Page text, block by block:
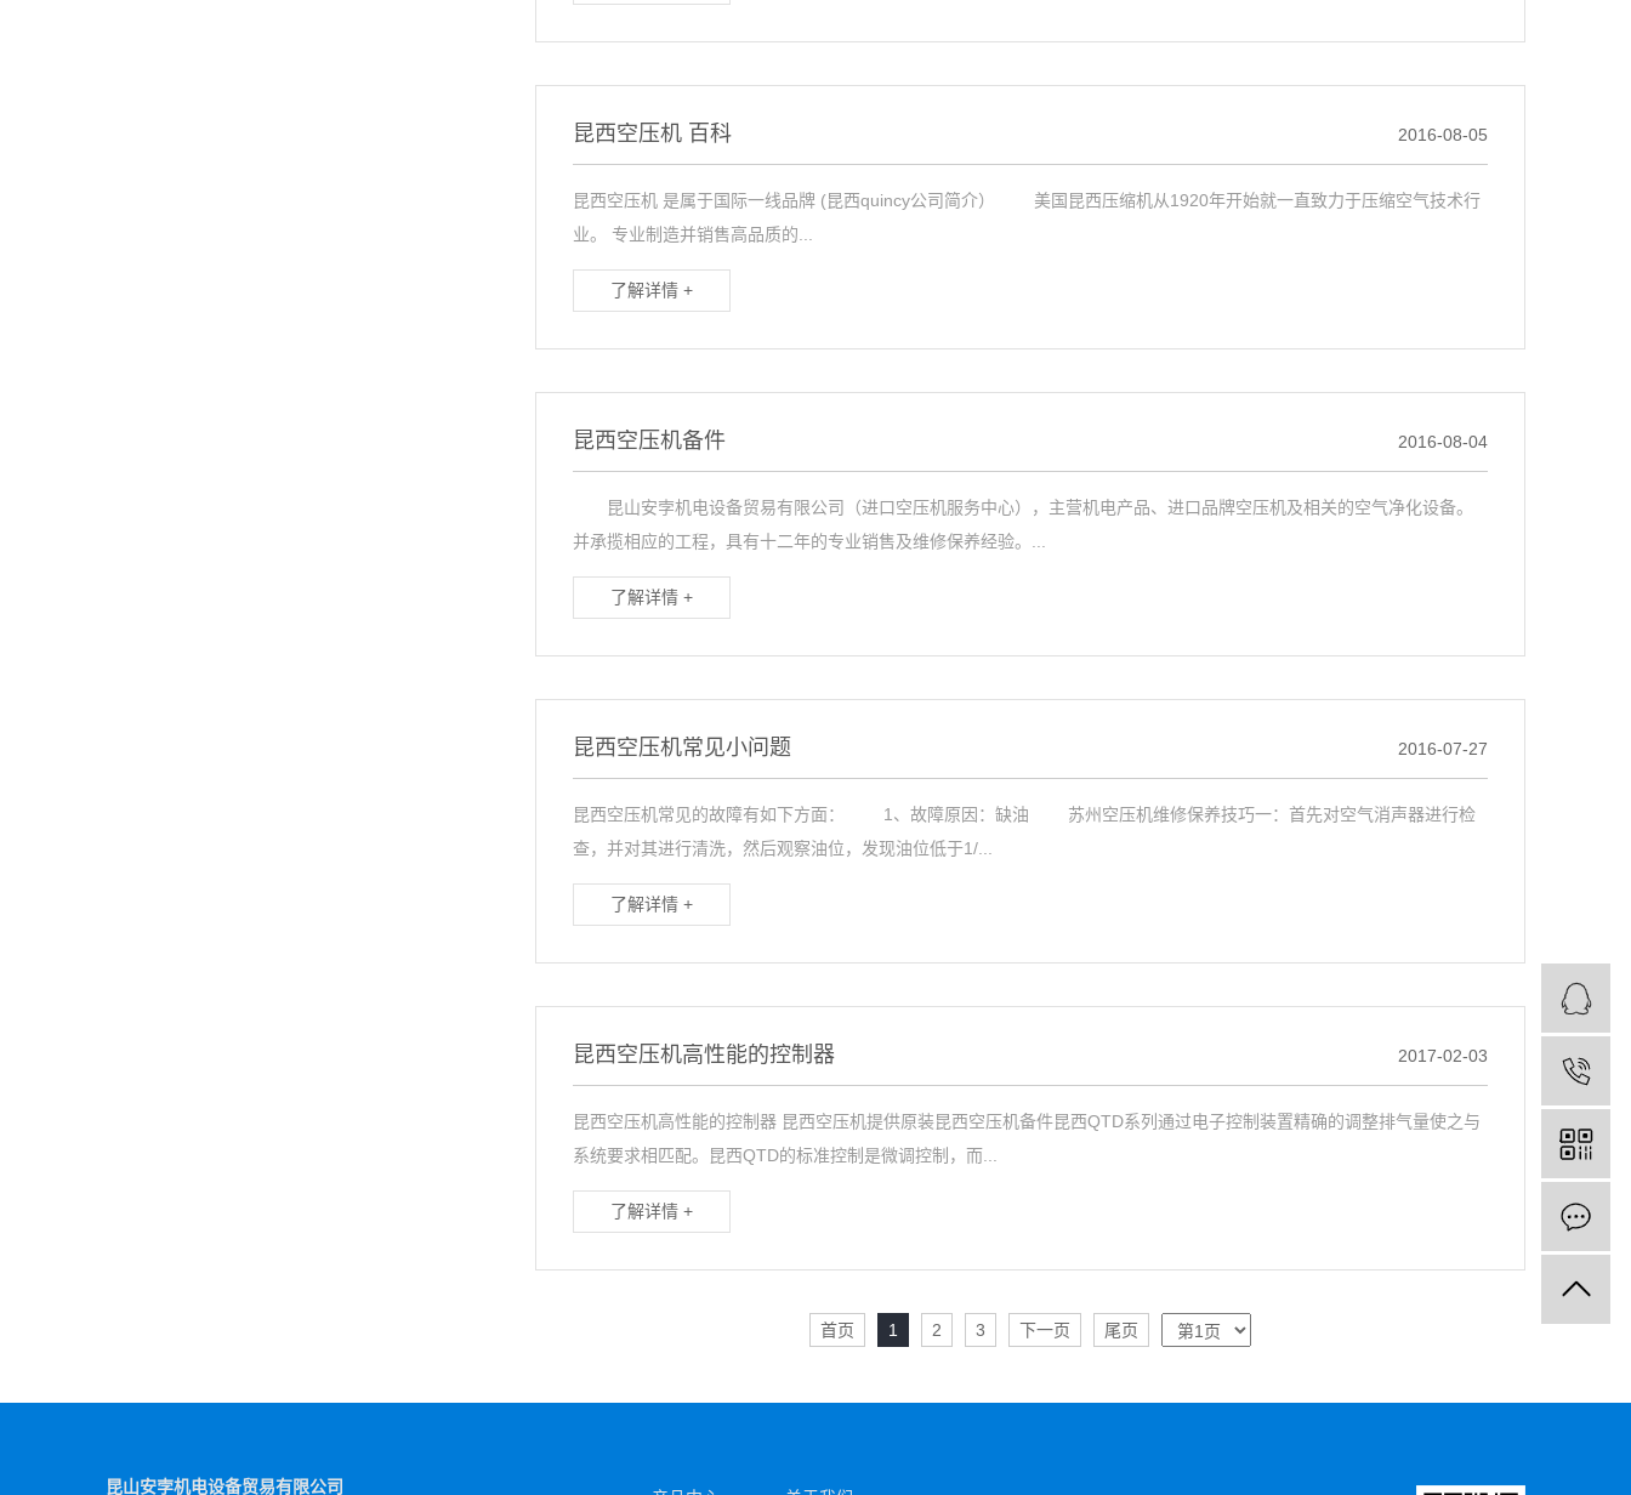
昆西空压机 百科 2016-08-05
昆西空压机 是属于国际一线品牌 (昆西quincy公司简介） 美国昆西压缩机从1920年开始就一直致力于压缩空气技术行
业。 专业制造并销售高品质的...
了解详情 +
昆西空压机备件 2016-08-04
昆山安孛机电设备贸易有限公司（进口空压机服务中心），主营机电产品、进口品牌空压机及相关的空气净化设备。
并承揽相应的工程，具有十二年的专业销售及维修保养经验。...
了解详情 +
昆西空压机常见小问题 2016-07-27
昆西空压机常见的故障有如下方面： 1、故障原因：缺油 苏州空压机维修保养技巧一：首先对空气消声器进行检
查，并对其进行清洗，然后观察油位，发现油位低于1/...
了解详情 +
昆西空压机高性能的控制器 2017-02-03
昆西空压机高性能的控制器 昆西空压机提供原装昆西空压机备件昆西QTD系列通过电子控制装置精确的调整排气量使之与
系统要求相匹配。昆西QTD的标准控制是微调控制，而...
了解详情 +
首页 1 2 3 下一页 尾页
昆山安孛机电设备贸易有限公司